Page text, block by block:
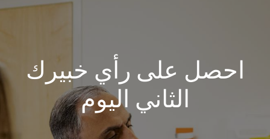
احصل على رأي خبيرك
الثاني اليوم